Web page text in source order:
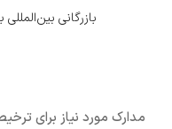
بازرگانی بین‌المللی
مدارک مورد نیاز برای